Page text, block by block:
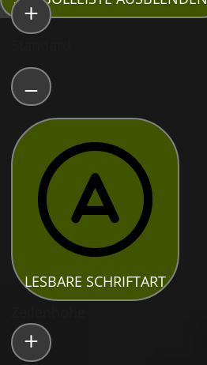
LESBARE SCHRIFTART